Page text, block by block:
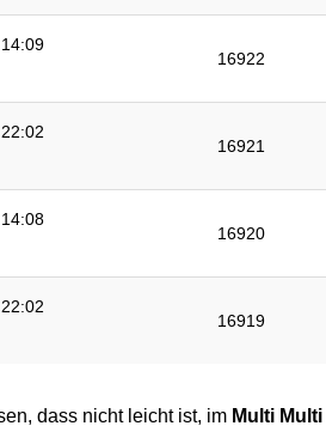
16922
16921
16920
16919
dass nicht leicht ist, im Multi Multi